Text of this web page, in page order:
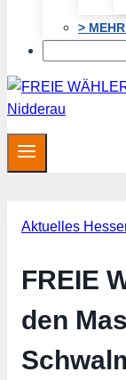
>
Aktuelles
FREIE
den